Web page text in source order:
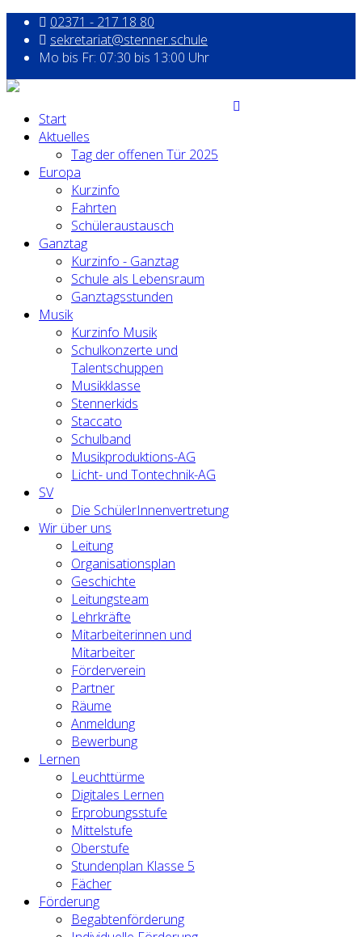
02371 - 217 18 80
sekretariat@stenner.schule
Mo bis Fr: 07:30 bis 13:00 Uhr
Start
Aktuelles
Tag der offenen Tür 2025
Europa
Kurzinfo
Fahrten
Schüleraustausch
Ganztag
Kurzinfo - Ganztag
Schule als Lebensraum
Ganztagsstunden
Musik
Kurzinfo Musik
Schulkonzerte und
Talentschuppen
Musikklasse
Stennerkids
Staccato
Schulband
Musikproduktions-AG
Licht- und Tontechnik-AG
SV
Die SchülerInnenvertretung
Wir über uns
Leitung
Organisationsplan
Geschichte
Leitungsteam
Lehrkräfte
Mitarbeiterinnen und
Mitarbeiter
Förderverein
Partner
Räume
Anmeldung
Bewerbung
Lernen
Leuchttürme
Digitales Lernen
Erprobungsstufe
Mittelstufe
Oberstufe
Stundenplan Klasse 5
Fächer
Förderung
Begabtenförderung